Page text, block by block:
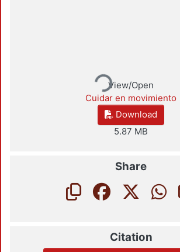
Loading...View/Open
Cuidar en movimiento
Download
5.87 MB
Share
Citation